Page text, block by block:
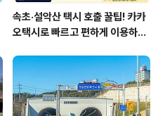
속초·설악산 택시 호출 꿀팁! 카카
오택시로 빠르고 편하게 이용하는